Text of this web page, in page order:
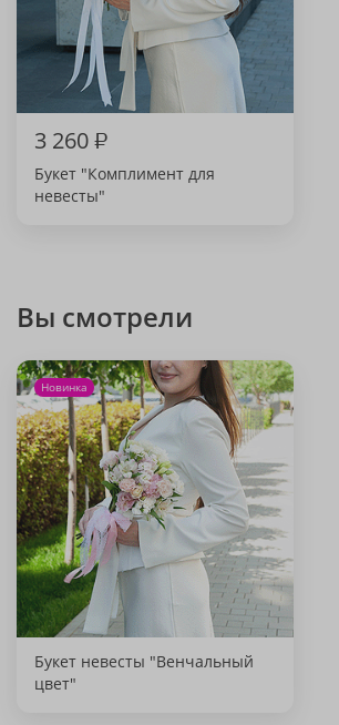
3 260₽
Букет "Комплимент для
невесты"
Вы смотрели
Новинка
Букет невесты "Венчальный
цвет"